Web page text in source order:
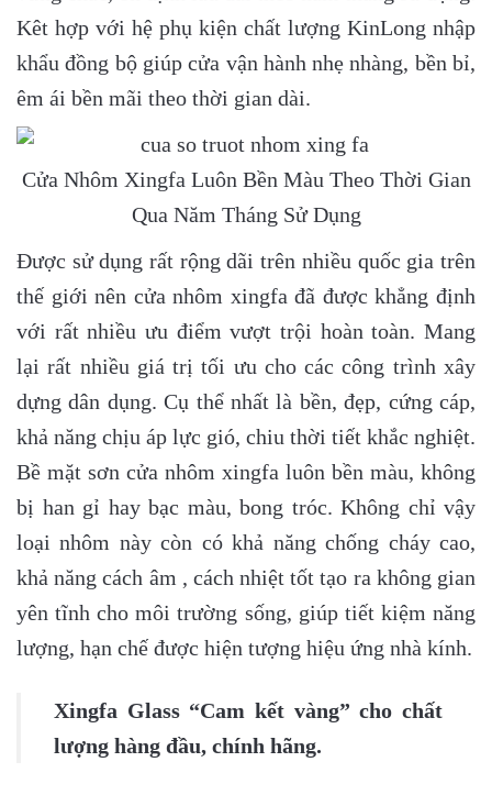
Kêt hợp với hệ phụ kiện chất lượng KinLong nhập
khẩu đồng bộ giúp cửa vận hành nhẹ nhàng, bền bỉ,
êm ái bền mãi theo thời gian dài.
Cửa Nhôm Xingfa Luôn Bền Màu Theo Thời Gian
Qua Năm Tháng Sử Dụng
Được sử dụng rất rộng dãi trên nhiều quốc gia trên
thế giới nên cửa nhôm xingfa đã được khẳng định
với rất nhiều ưu điểm vượt trội hoàn toàn. Mang
lại rất nhiều giá trị tối ưu cho các công trình xây
dựng dân dụng. Cụ thể nhất là bền, đẹp, cứng cáp,
khả năng chịu áp lực gió, chiu thời tiết khắc nghiệt.
Bề mặt sơn cửa nhôm xingfa luôn bền màu, không
bị han gỉ hay bạc màu, bong tróc. Không chỉ vậy
loại nhôm này còn có khả năng chống cháy cao,
khả năng cách âm , cách nhiệt tốt tạo ra không gian
yên tĩnh cho môi trường sống, giúp tiết kiệm năng
lượng, hạn chế được hiện tượng hiệu ứng nhà kính.
Xingfa Glass “Cam kết vàng” cho chất
lượng hàng đầu, chính hãng.